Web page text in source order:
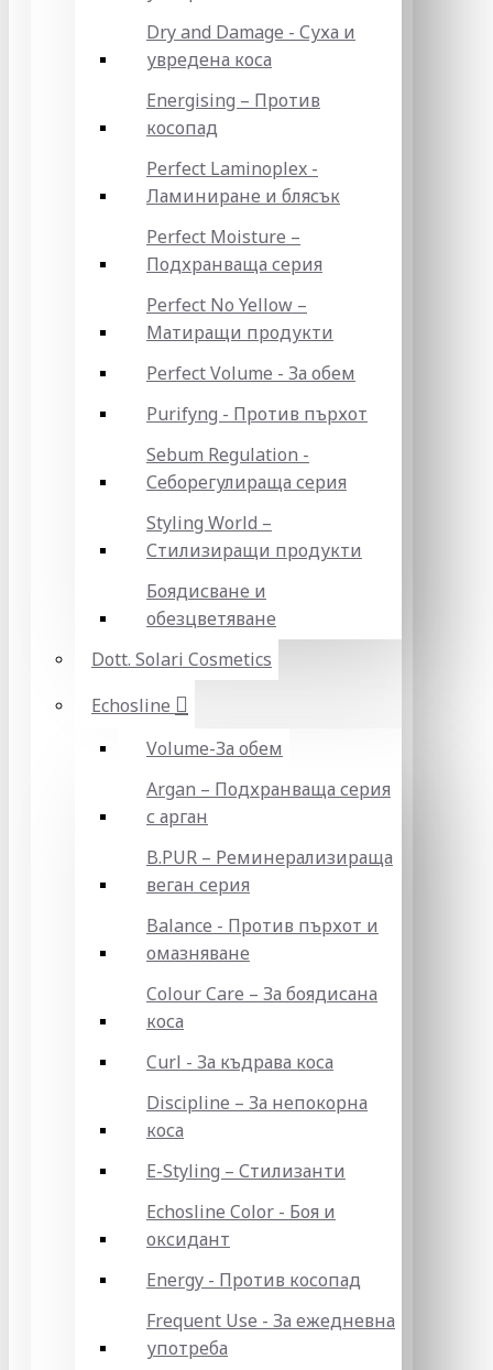
Dry and Damage - Суха и
увредена коса
Energising – Против
косопад
Perfect Laminoplex -
Ламиниране и блясък
Perfect Moisture –
Подхранваща серия
Perfect No Yellow –
Матиращи продукти
Perfect Volume - За обем
Purifyng - Против пърхот
Sebum Regulation -
Себорегулираща серия
Styling World –
Стилизиращи продукти
Боядисване и
обезцветяване
Dott. Solari Cosmetics
Echosline
Volume-За обем
Argan – Подхранваща серия
с арган
B.PUR – Реминерализираща
веган серия
Balance - Против пърхот и
омазняване
Colour Care – За боядисана
коса
Curl - За къдрава коса
Discipline – За непокорна
коса
E-Styling – Стилизанти
Echosline Color - Боя и
оксидант
Energy - Против косопад
Frequent Use - За ежедневна
употреба